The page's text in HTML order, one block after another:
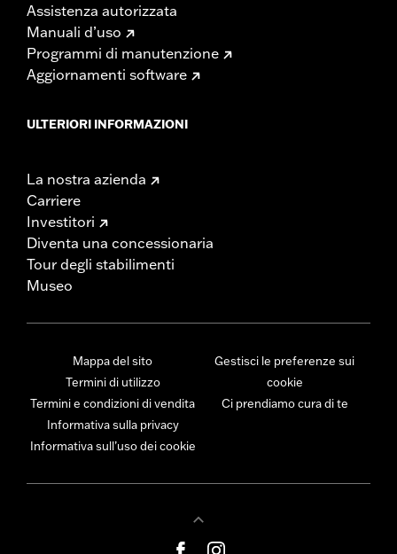
Assistenza autorizzata
Manuali d’uso
Programmi di manutenzione
Aggiornamenti software
ULTERIORI INFORMAZIONI
La nostra azienda
Carriere
Investitori
Diventa una concessionaria
Tour degli stabilimenti
Museo
Mappa del sito
Termini di utilizzo
Termini e condizioni di vendita
Informativa sulla privacy
Informativa sull’uso dei cookie
Gestisci le preferenze sui
cookie
Ci prendiamo cura di te